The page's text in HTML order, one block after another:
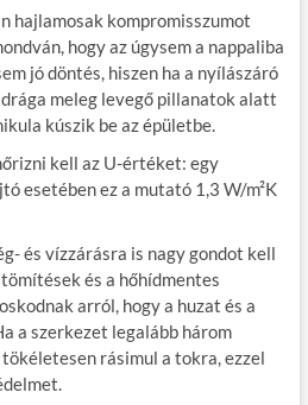
hajlamosak kompromisszumot
hogy az úgysem a nappaliba
jó döntés, hiszen ha a nyílászáró
meleg levegő pillanatok alatt
kúszik be az épületbe.
kell az U-értéket: egy
esetében ez a mutató 1,3 W/m²K
és vízzárásra is nagy gondot kell
és a hőhídmentes
arról, hogy a huzat és a
a szerkezet legalább három
rásimul a tokra, ezzel